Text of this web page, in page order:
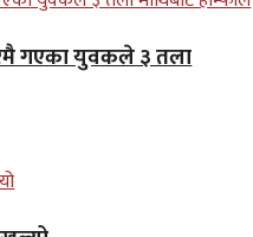
गएका युवकले ३ तला